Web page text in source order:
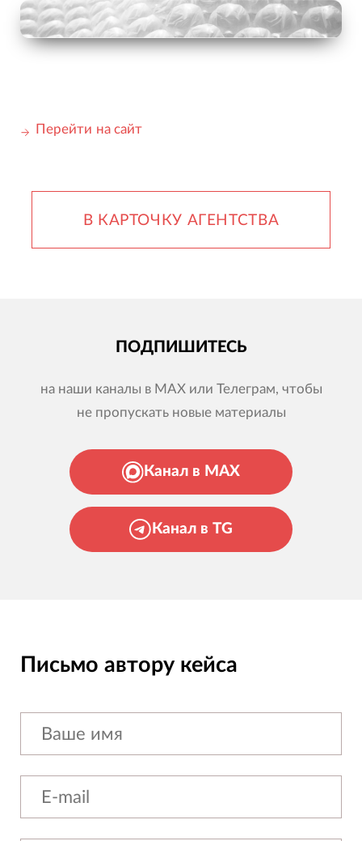
Перейти на сайт
В КАРТОЧКУ АГЕНТСТВА
ПОДПИШИТЕСЬ
на наши каналы в MAX или Телеграм, чтобы
не пропускать новые материалы
Канал в MAX
Канал в TG
Письмо автору кейса